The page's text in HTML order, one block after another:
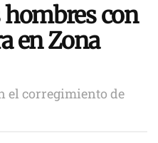
hombres con
en Zona
el corregimiento de